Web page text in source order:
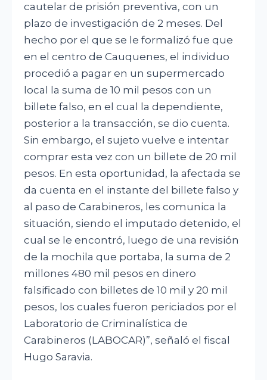
cautelar de prisión preventiva, con un
plazo de investigación de 2 meses. Del
hecho por el que se le formalizó fue que
en el centro de Cauquenes, el individuo
procedió a pagar en un supermercado
local la suma de 10 mil pesos con un
billete falso, en el cual la dependiente,
posterior a la transacción, se dio cuenta.
Sin embargo, el sujeto vuelve e intentar
comprar esta vez con un billete de 20 mil
pesos. En esta oportunidad, la afectada se
da cuenta en el instante del billete falso y
al paso de Carabineros, les comunica la
situación, siendo el imputado detenido, el
cual se le encontró, luego de una revisión
de la mochila que portaba, la suma de 2
millones 480 mil pesos en dinero
falsificado con billetes de 10 mil y 20 mil
pesos, los cuales fueron periciados por el
Laboratorio de Criminalística de
Carabineros (LABOCAR)”, señaló el fiscal
Hugo Saravia.